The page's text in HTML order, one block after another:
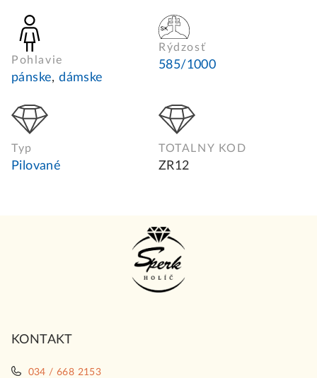
Pohlavie
pánske,dámske
Rýdzosť
585/1000
Typ
Pilované
TOTALNY KOD
ZR12
KONTAKT
034 / 668 2153